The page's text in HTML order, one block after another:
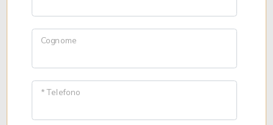
Cognome
* Telefono